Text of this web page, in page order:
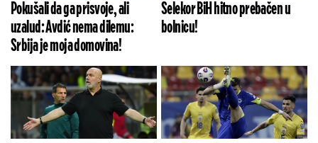
Pokušali da ga prisvoje, ali
uzalud: Avdić nema dilemu:
Srbija je moja domovina!
Selekor BiH hitno prebačen u
bolnicu!